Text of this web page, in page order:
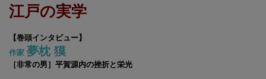
江戸の実学
【巻頭インタビュー】
作家 夢枕 獏
［非常の男］平賀源内の挫折と栄光